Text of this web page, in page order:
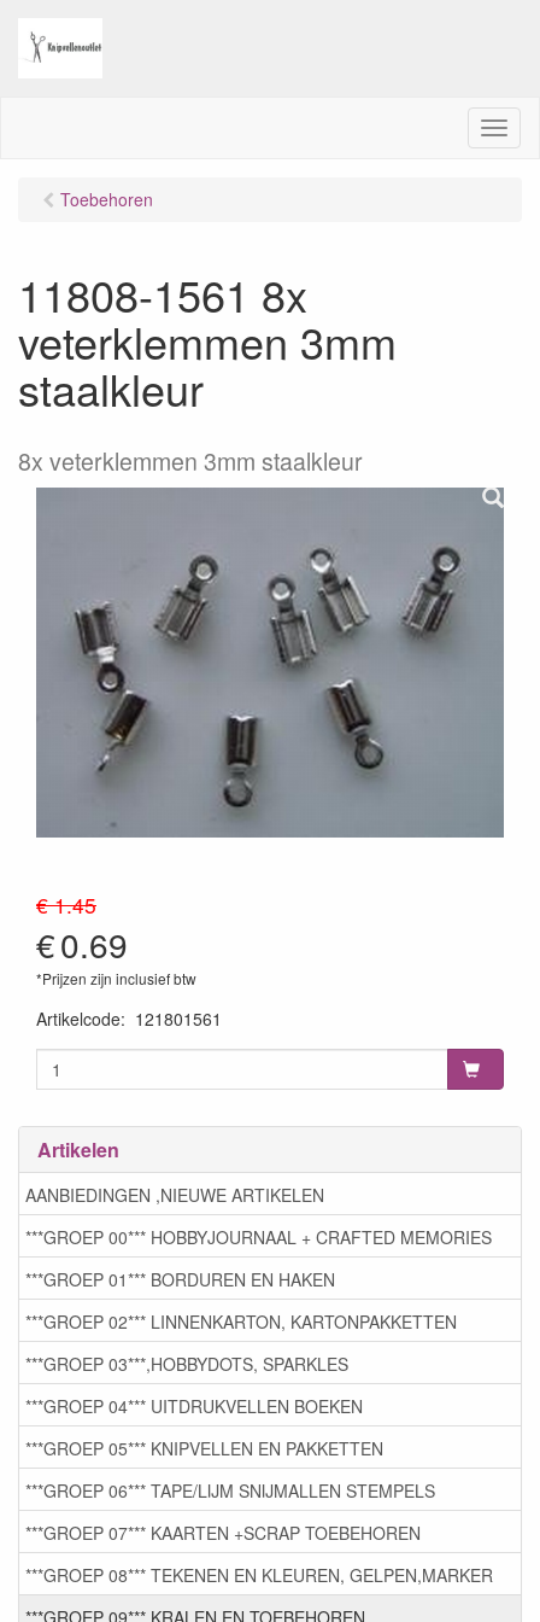
M
e
Toebehoren
11808-1561 8x
veterklemmen 3mm
staalkleur
8x veterklemmen 3mm staalkleur
€ 1.45
€0.69
*Prijzen zijn inclusief btw
Artikelcode: 121801561
Artikelen
AANBIEDINGEN ,NIEUWE ARTIKELEN
***GROEP 00*** HOBBYJOURNAAL + CRAFTED MEMORIES
***GROEP 01*** BORDUREN EN HAKEN
***GROEP 02*** LINNENKARTON, KARTONPAKKETTEN
***GROEP 03***,HOBBYDOTS, SPARKLES
***GROEP 04*** UITDRUKVELLEN BOEKEN
***GROEP 05*** KNIPVELLEN EN PAKKETTEN
***GROEP 06*** TAPE/LIJM SNIJMALLEN STEMPELS
***GROEP 07*** KAARTEN +SCRAP TOEBEHOREN
***GROEP 08*** TEKENEN EN KLEUREN, GELPEN,MARKER
***GROEP 09*** KRALEN EN TOEBEHOREN